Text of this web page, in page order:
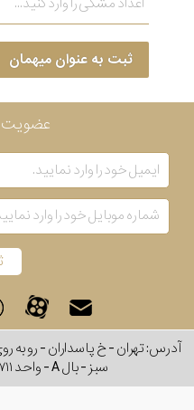
ثبت به عنوان میهمان
عضویت
سبز - بال A - واحد ۷۱۱